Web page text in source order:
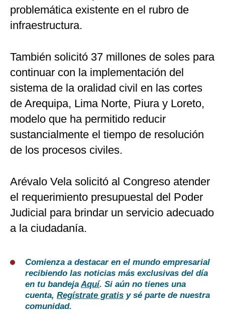
problemática existente en el rubro de
infraestructura.
También solicitó 37 millones de soles para
continuar con la implementación del
sistema de la oralidad civil en las cortes
de Arequipa, Lima Norte, Piura y Loreto,
modelo que ha permitido reducir
sustancialmente el tiempo de resolución
de los procesos civiles.
Arévalo Vela solicitó al Congreso atender
el requerimiento presupuestal del Poder
Judicial para brindar un servicio adecuado
a la ciudadanía.
Comienza a destacar en el mundo empresarial
recibiendo las noticias más exclusivas del día
en tu bandejaAquí. Si aún no tienes una
cuenta, Regístrate gratis y sé parte de nuestra
comunidad.